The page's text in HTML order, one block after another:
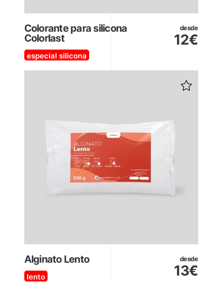
Colorante para silicona
Colorlast
especial silicona
desde
12€
Alginato Lento
lento
desde
13€